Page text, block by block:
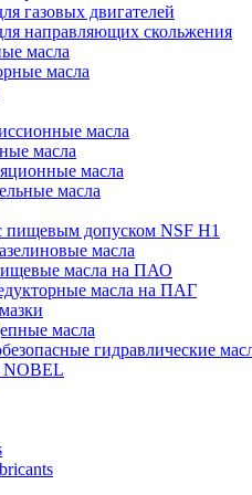
газовых двигателей
направляющих скольжения
масла
масла
масла
масла
масла
масла
пищевым допуском NSF H1
масла
масла на ПАО
масла на ПАГ
масла
гидравлические
NOBEL